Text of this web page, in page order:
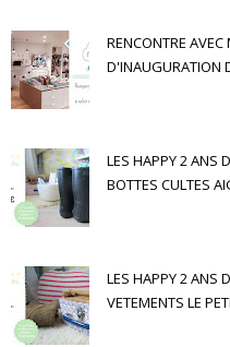
RENCONTRE
D'INAUGURATION
LES HAPPY 2 ANS
BOTTES CULTES
LES HAPPY 2 ANS
VETEMENTS LE